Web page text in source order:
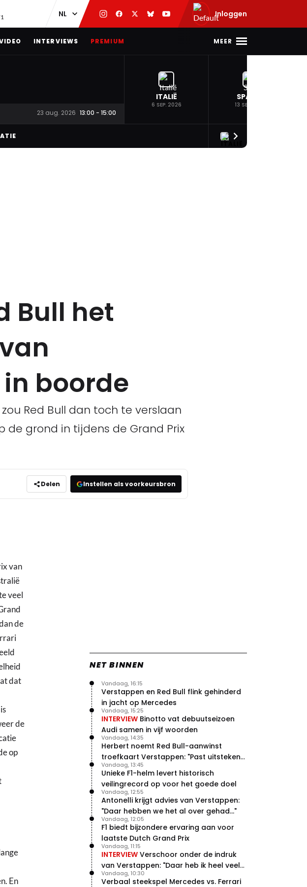
Inloggen
INTERVIEWS PREMIUM MEER
23 aug. 2026 13:00 - 15:00
ITALIË
6 SEP. 2026
SPANJE
13 SEP. 2026
Bull het
boorde
Red Bull dan toch te verslaan
de grond in tijdens de Grand Prix
Delen Instellen als voorkeursbron
van
veel
de
dat
de
op
En
NET BINNEN
Verstappen en Red Bull flink gehinderd
in jacht op Mercedes
Vandaag, 16:15
INTERVIEW Binotto vat debuutseizoen
Audi samen in vijf woorden
Vandaag, 15:25
Herbert noemt Red Bull-aanwinst
troefkaart Verstappen: "Past uitstekend
bij Red Bull"
Vandaag, 14:35
Unieke F1-helm levert historisch
veilingrecord op voor het goede doel
Vandaag, 13:45
Antonelli krijgt advies van Verstappen:
"Daar hebben we het al over gehad..."
Vandaag, 12:55
F1 biedt bijzondere ervaring aan voor
laatste Dutch Grand Prix
Vandaag, 12:05
INTERVIEW Verschoor onder de indruk
van Verstappen: "Daar heb ik heel veel
respect voor"
Vandaag, 11:15
Verbaal steekspel Mercedes vs. Ferrari
Vandaag, 10:30